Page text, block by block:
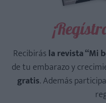
Recibirásla revista “Mi
de tu embarazo y
gratis. Además